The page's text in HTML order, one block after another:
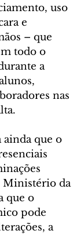
uso
e
– que
todo o
a
nas
ainda que o
Ministério da
que o
pode
a